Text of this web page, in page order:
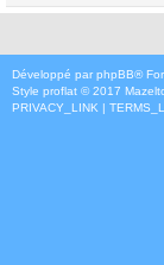
Développé par phpBB®
Style proflat © 2017
PRIVACY_LINK